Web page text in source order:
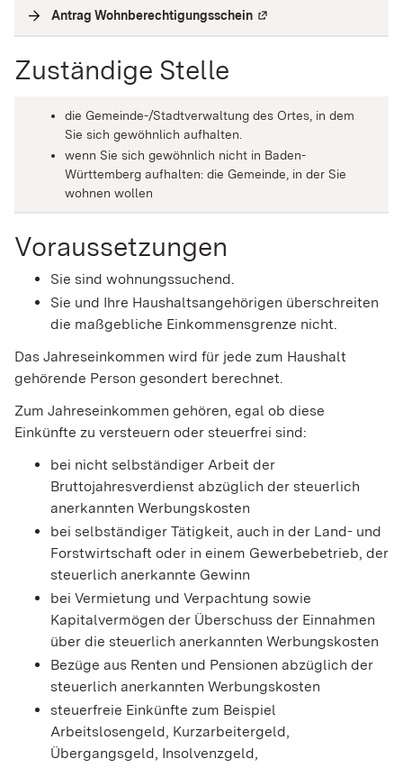
Antrag Wohnberechtigungsschein Externe Verlinkung
Zuständige Stelle
die Gemeinde-/Stadtverwaltung des Ortes, in dem
Sie sich gewöhnlich aufhalten.
wenn Sie sich gewöhnlich nicht in Baden-
Württemberg aufhalten: die Gemeinde, in der Sie
wohnen wollen
Voraussetzungen
Sie sind wohnungssuchend.
Sie und Ihre Haushaltsangehörigen überschreiten
die maßgebliche Einkommensgrenze nicht.
Das Jahreseinkommen wird für jede zum Haushalt
gehörende Person gesondert berechnet.
Zum Jahreseinkommen gehören, egal ob diese
Einkünfte zu versteuern oder steuerfrei sind:
bei nicht selbständiger Arbeit der
Bruttojahresverdienst abzüglich der steuerlich
anerkannten Werbungskosten
bei selbständiger Tätigkeit, auch in der Land- und
Forstwirtschaft oder in einem Gewerbebetrieb, der
steuerlich anerkannte Gewinn
bei Vermietung und Verpachtung sowie
Kapitalvermögen der Überschuss der Einnahmen
über die steuerlich anerkannten Werbungskosten
Bezüge aus Renten und Pensionen abzüglich der
steuerlich anerkannten Werbungskosten
steuerfreie Einkünfte zum Beispiel
Arbeitslosengeld, Kurzarbeitergeld,
Übergangsgeld, Insolvenzgeld,